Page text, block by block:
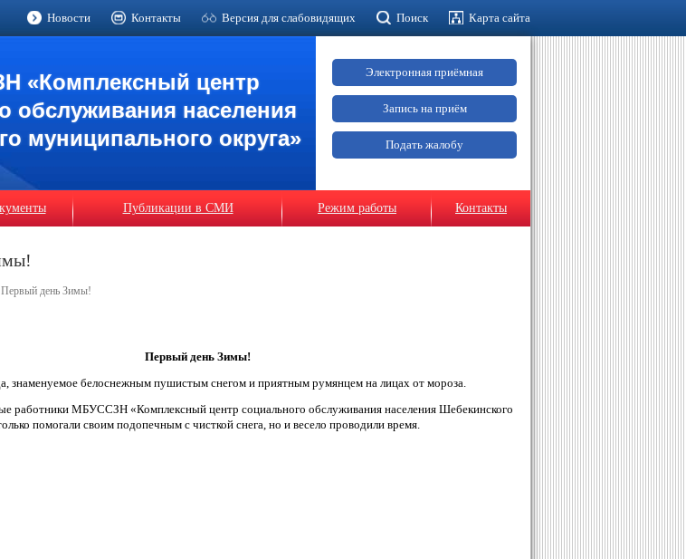
Новости Контакты Версия для слабовидящих Поиск Карта сайта
«Комплексный центр
обслуживания населения
муниципального округа»
Электронная приёмная
Запись на приём
Подать жалобу
Публикации в СМИ Режим работы Контакты
день Зимы!
Первый день Зимы!
знаменуемое белоснежным пушистым снегом и приятным румянцем на лицах от мороза.
МБУССЗН «Комплексный центр социального обслуживания населения Шебекинского
помогали своим подопечным с чисткой снега, но и весело проводили время.